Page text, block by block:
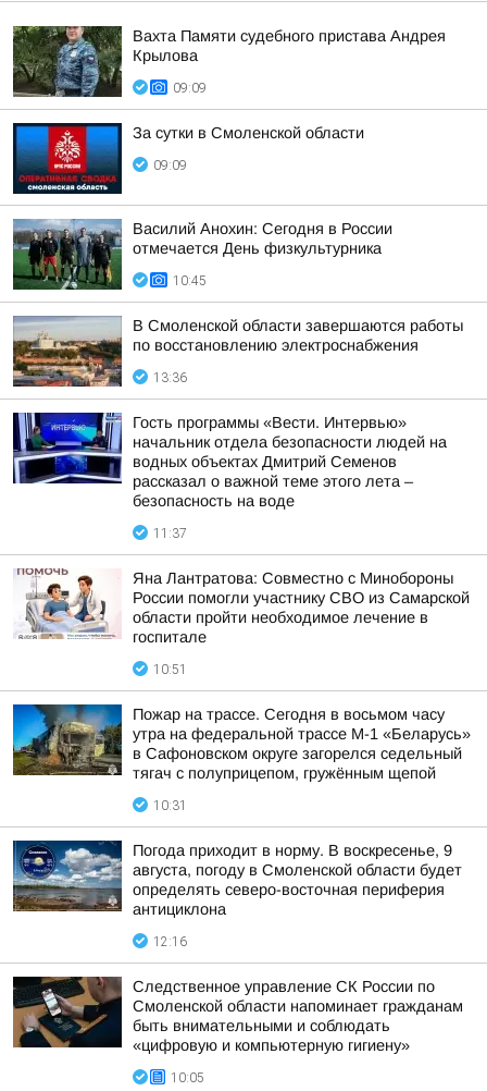
Вахта Памяти судебного пристава Андрея
Крылова
09:09
За сутки в Смоленской области
09:09
Василий Анохин: Сегодня в России
отмечается День физкультурника
10:45
В Смоленской области завершаются работы
по восстановлению электроснабжения
13:36
Гость программы «Вести. Интервью»
начальник отдела безопасности людей на
водных объектах Дмитрий Семенов
рассказал о важной теме этого лета –
безопасность на воде
11:37
Яна Лантратова: Совместно с Минобороны
России помогли участнику СВО из Самарской
области пройти необходимое лечение в
госпитале
10:51
Пожар на трассе. Сегодня в восьмом часу
утра на федеральной трассе М-1 «Беларусь»
в Сафоновском округе загорелся седельный
тягач с полуприцепом, гружённым щепой
10:31
Погода приходит в норму. В воскресенье, 9
августа, погоду в Смоленской области будет
определять северо-восточная периферия
антициклона
12:16
Следственное управление СК России по
Смоленской области напоминает гражданам
быть внимательными и соблюдать
«цифровую и компьютерную гигиену»
10:05